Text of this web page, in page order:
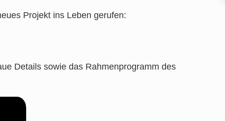
Projekt ins Leben gerufen:
Details sowie das Rahmenprogramm des